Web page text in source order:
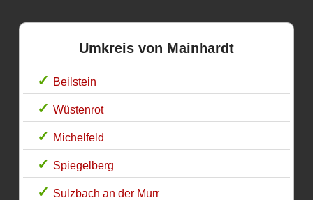
Umkreis von Mainhardt
Beilstein
Wüstenrot
Michelfeld
Spiegelberg
Sulzbach an der Murr